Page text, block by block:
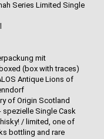
Series Limited Single
mit
(box with traces)
Antique Lions of
of Origin Scotland
spezielle Single Cask
/ limited, one of
bottling and rare